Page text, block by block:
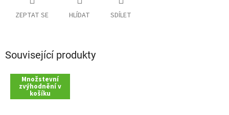
ZEPTAT SE HLÍDAT SDÍLET
Související produkty
Množstevní
zvýhodnění v
košíku